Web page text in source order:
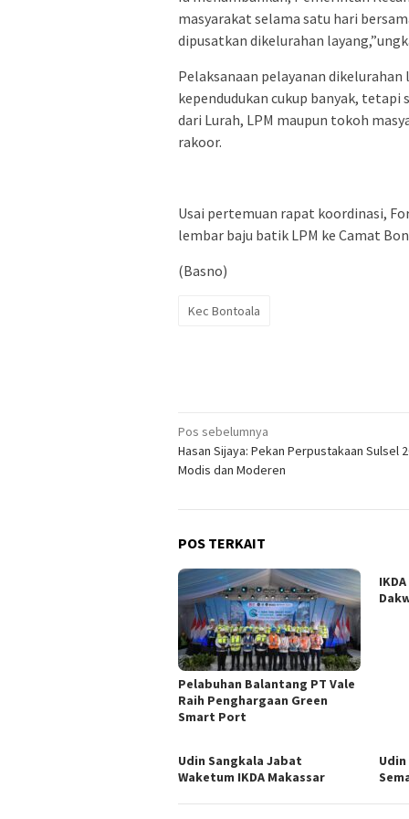
masyarakat selama satu hari
dipusatkan dikelurahan
Pelaksanaan pelayanan
kependudukan cukup banyak,
dari Lurah, LPM maupun tokoh
rakoor.
Usai pertemuan rapat koordinasi,
lembar baju batik LPM ke Camat
(Basno)
Kec Bontoala
Navigasi
pos
Pos sebelumnya
Hasan Sijaya: Pekan Perpustakaan Sulsel
Modis dan Moderen
POS TERKAIT
Pelabuhan Balantang PT Vale
Raih Penghargaan Green
Smart Port
Udin Sangkala Jabat
Waketum IKDA Makassar